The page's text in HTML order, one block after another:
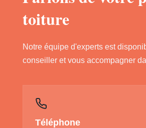
toiture
Notre équipe d'experts est
conseiller et vous accompagner
Téléphone